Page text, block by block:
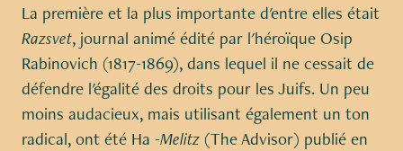
La première et la plus importante d'entre elles était
Razsvet, journal animé édité par l'héroïque Osip
Rabinovich (1817-1869), dans lequel il ne cessait de
défendre l'égalité des droits pour les Juifs. Un peu
moins audacieux, mais utilisant également un ton
radical, ont été Ha -Melitz(The Advisor) publié en